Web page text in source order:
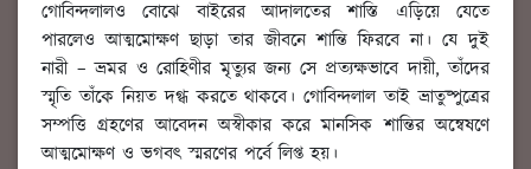
গোবিন্দলালও বোঝে বাইরের আদালতের শাস্তি এড়িয়ে যেতে
পারলেও আত্মমোক্ষণ ছাড়া তার জীবনে শান্তি ফিরবে না। যে দুই
নারী – ভ্রমর ও রোহিণীর মৃত্যুর জন্য সে প্রত্যক্ষভাবে দায়ী, তাঁদের
স্মৃতি তাঁকে নিয়ত দগ্ধ করতে থাকবে। গোবিন্দলাল তাই ভ্রাতুষ্পুত্রের
সম্পত্তি গ্রহণের আবেদন অস্বীকার করে মানসিক শান্তির অন্বেষণে
আত্মমোক্ষণ ও ভগবৎ স্মরণের পর্বে লিপ্ত হয়।